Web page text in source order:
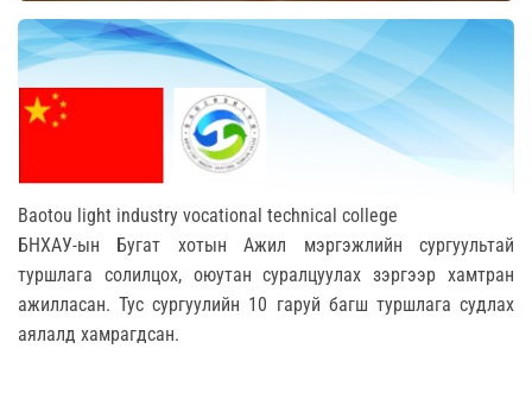
Baotou light industry vocational technical college
БНХАУ-ын Бугат хотын Ажил мэргэжлийн сургуультай
туршлага солилцох, оюутан суралцуулах зэргээр хамтран
ажилласан. Тус сургуулийн 10 гаруй багш туршлага судлах
аялалд хамрагдсан.